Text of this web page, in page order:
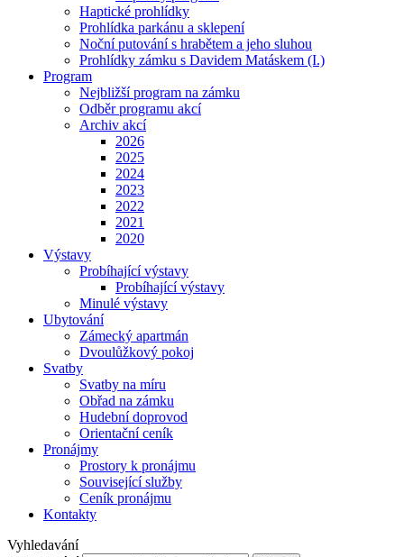
Haptické prohlídky
Prohlídka parkánu a sklepení
Noční putování s hrabětem a jeho sluhou
Prohlídky zámku s Davidem Matáskem (I.)
Program
Nejbližší program na zámku
Odběr programu akcí
Archiv akcí
2026
2025
2024
2023
2022
2021
2020
Výstavy
Probíhající výstavy
Probíhající výstavy
Minulé výstavy
Ubytování
Zámecký apartmán
Dvoulůžkový pokoj
Svatby
Svatby na míru
Obřad na zámku
Hudební doprovod
Orientační ceník
Pronájmy
Prostory k pronájmu
Související služby
Ceník pronájmu
Kontakty
Vyhledavání